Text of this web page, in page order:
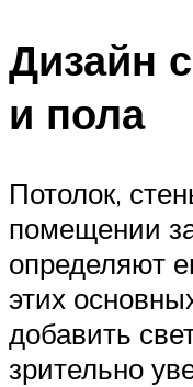
Дизайн
и пола
Потолок,
помещении
определяют
этих
добавить
зрительно